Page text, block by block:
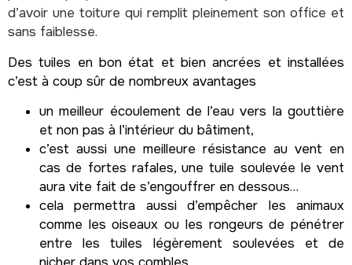
d’avoir une toiture qui remplit pleinement son office et
sans faiblesse.
Des tuiles en bon état et bien ancrées et installées
c’est à coup sûr de nombreux avantages
un meilleur écoulement de l’eau vers la gouttière
et non pas à l’intérieur du bâtiment,
c’est aussi une meilleure résistance au vent en
cas de fortes rafales, une tuile soulevée le vent
aura vite fait de s’engouffrer en dessous…
cela permettra aussi d’empêcher les animaux
comme les oiseaux ou les rongeurs de pénétrer
entre les tuiles légèrement soulevées et de